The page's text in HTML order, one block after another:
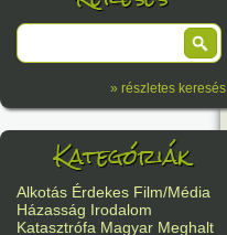
» részletes keresés
Kategóriák
Alkotás Érdekes Film/Média
Házasság Irodalom
Katasztrófa Magyar Meghalt